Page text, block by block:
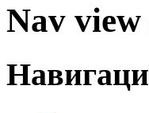
Nav view